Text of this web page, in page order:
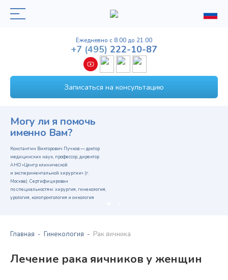
Ежедневно с 8.00 до 21.00
Записаться на консультацию
+7 (495) 222-10-87
Вышла в свет книга профессора
Пучкова К.В.
«КАК СТАТЬ
УСПЕШНЫМ ХИРУРГОМ
И ОСТАВАТЬСЯ ИМ ВСЮ
ЖИЗНЬ»
Главная Гинекология Рак яичника
Лечение рака яичников у женщин